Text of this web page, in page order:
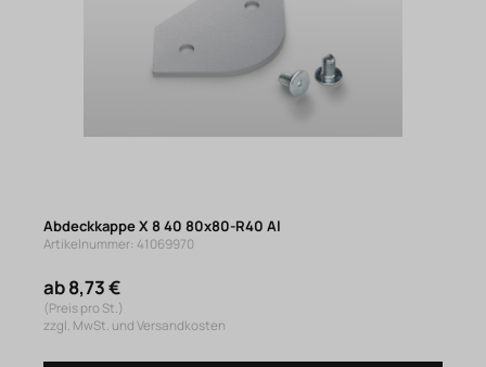
Abdeckkappe X 8 40 80x80-R40 Al
Artikelnummer: 41069970
ab 8,73 €
(Preis pro St.)
zzgl. MwSt. und Versandkosten